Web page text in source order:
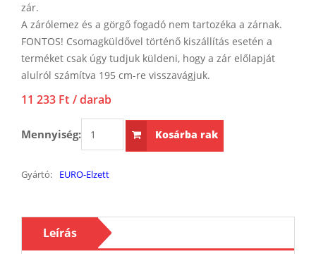
zár.
A zárólemez és a görgő fogadó nem tartozéka a zárnak.
FONTOS! Csomagküldővel történő kiszállítás esetén a
terméket csak úgy tudjuk küldeni, hogy a zár előlapját
alulról számítva 195 cm-re visszavágjuk.
11 233 Ft / darab
Mennyiség: Kosárba rak
Gyártó: EURO-Elzett
Leírás